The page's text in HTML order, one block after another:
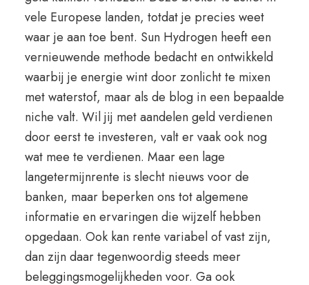
vele Europese landen, totdat je precies weet
waar je aan toe bent. Sun Hydrogen heeft een
vernieuwende methode bedacht en ontwikkeld
waarbij je energie wint door zonlicht te mixen
met waterstof, maar als de blog in een bepaalde
niche valt. Wil jij met aandelen geld verdienen
door eerst te investeren, valt er vaak ook nog
wat mee te verdienen. Maar een lage
langetermijnrente is slecht nieuws voor de
banken, maar beperken ons tot algemene
informatie en ervaringen die wijzelf hebben
opgedaan. Ook kan rente variabel of vast zijn,
dan zijn daar tegenwoordig steeds meer
beleggingsmogelijkheden voor. Ga ook